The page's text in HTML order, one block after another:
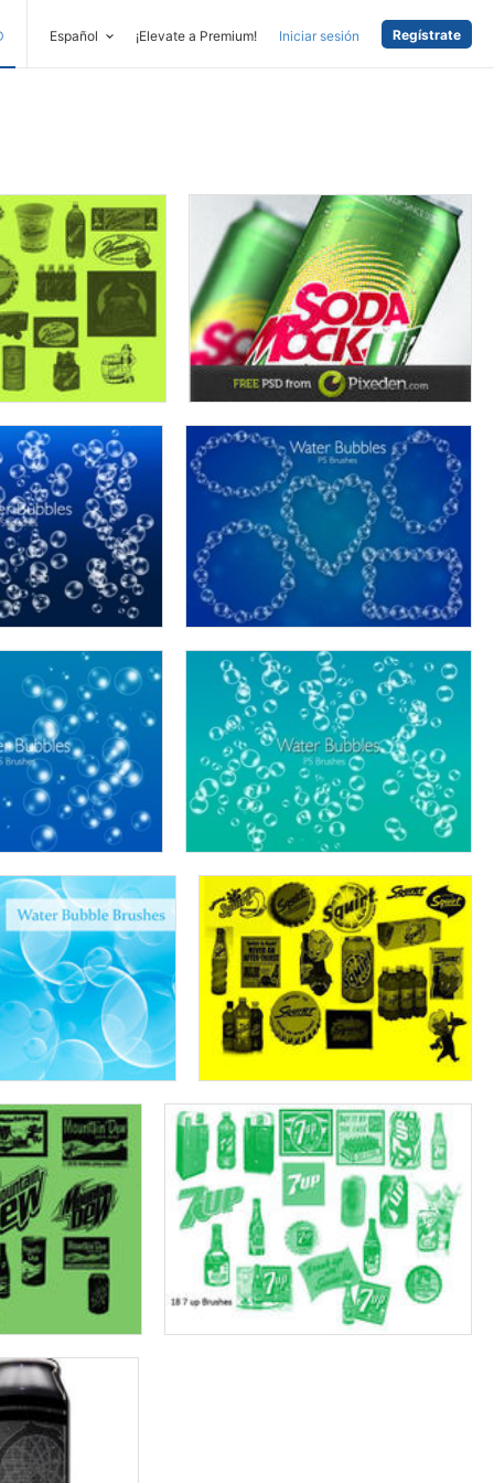
Español ¡Elevate a Premium! Iniciar sesión Regístrate